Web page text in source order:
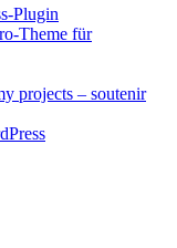
Plugin
Theme für
projects – soutenir